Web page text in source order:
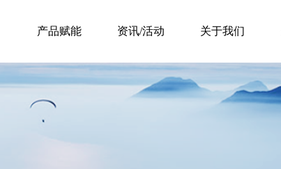
产品赋能 资讯/活动 关于我们